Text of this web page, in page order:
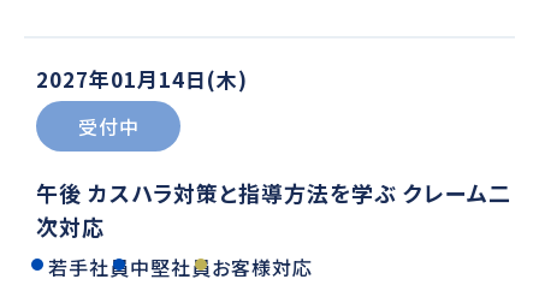
2027年01月14日(木)
受付中
午後 カスハラ対策と指導方法を学ぶ クレーム二
次対応
若手社員中堅社員お客様対応